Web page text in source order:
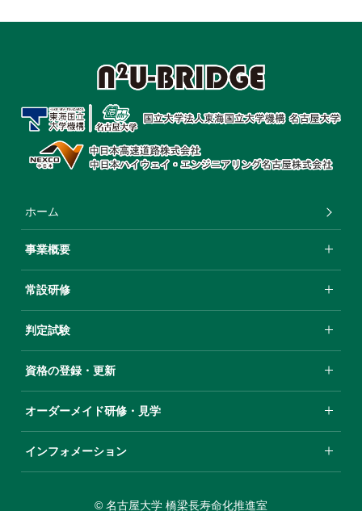
ホーム
事業概要
常設研修
判定試験
資格の登録・更新
オーダーメイド研修・⾒学
インフォメーション
© 名古屋大学 橋梁長寿命化推進室